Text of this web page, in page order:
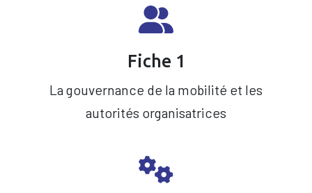
Fiche 1
La gouvernance de la mobilité et les
autorités organisatrices